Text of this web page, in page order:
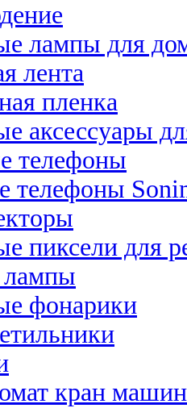
лампы для
лента
пленка
аксессуары
телефоны
телефоны
пиксели для
лампы
фонарики
кран